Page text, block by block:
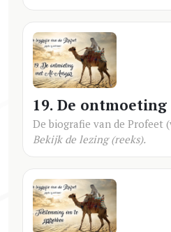
19. De
De biografie van de Profeet
Bekijk de lezing (reeks).